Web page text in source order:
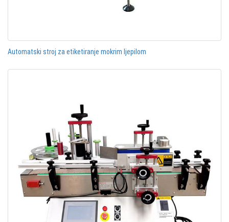
Automatski stroj za etiketiranje mokrim ljepilom